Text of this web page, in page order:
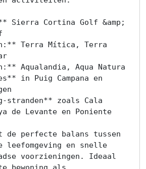
Sierra Cortina Golf &amp;
Terra Mítica, Terra
Aqualandia, Aqua Natura
in Puig Campana en
stranden** zoals Cala
de Levante en Poniente
perfecte balans tussen
leefomgeving en snelle
voorzieningen. Ideaal